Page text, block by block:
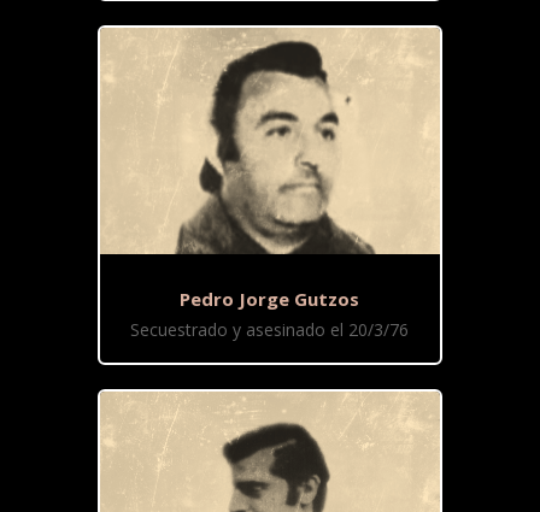
Pedro Jorge Gutzos
Secuestrado y asesinado el 20/3/76